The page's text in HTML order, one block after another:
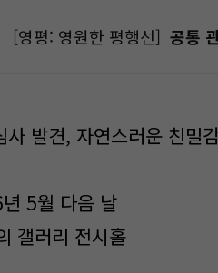
[영평: 영원한 평행선] 공통
발견, 자연스러운 친밀
5월 다음 날
갤러리 전시홀